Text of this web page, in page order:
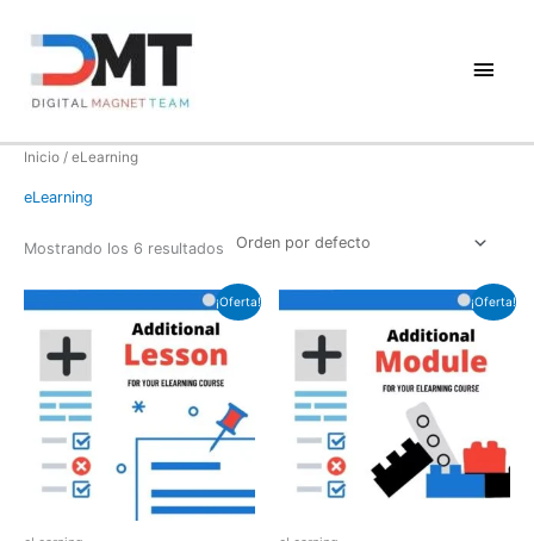
Inicio / eLearning
eLearning
Mostrando los 6 resultados
¡Oferta! ¡Oferta!